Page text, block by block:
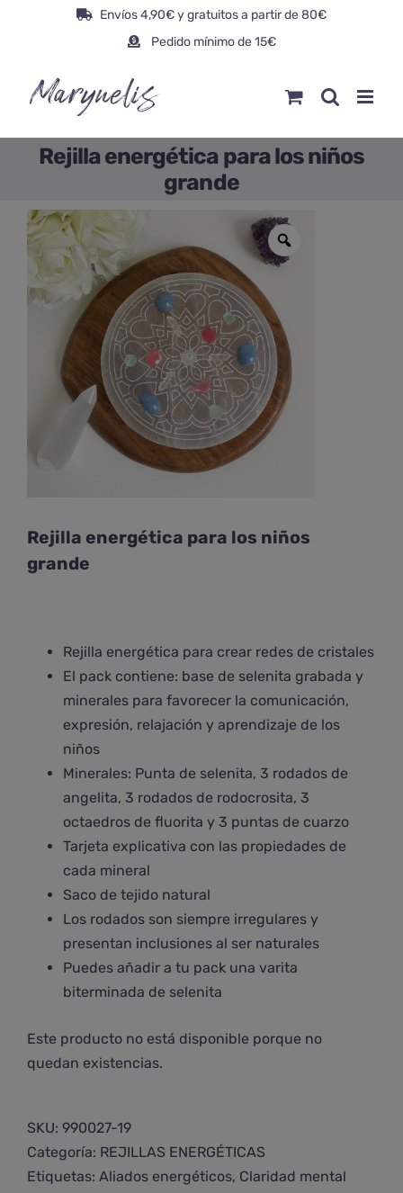
Envíos 4,90€ y gratuitos a partir de 80€
Pedido mínimo de 15€
Rejilla energética para los niños
grande
Rejilla energética para los niños
grande
Rejilla energética para crear redes de cristales
El pack contiene: base de selenita grabada y
minerales para favorecer la comunicación,
expresión, relajación y aprendizaje de los
niños
Minerales: Punta de selenita, 3 rodados de
angelita, 3 rodados de rodocrosita, 3
octaedros de fluorita y 3 puntas de cuarzo
Tarjeta explicativa con las propiedades de
cada mineral
Saco de tejido natural
Los rodados son siempre irregulares y
presentan inclusiones al ser naturales
Puedes añadir a tu pack una varita
biterminada de selenita
Este producto no está disponible porque no
quedan existencias.
SKU: 990027-19
Categoría: REJILLAS ENERGÉTICAS
Etiquetas: Aliados energéticos, Claridad mental